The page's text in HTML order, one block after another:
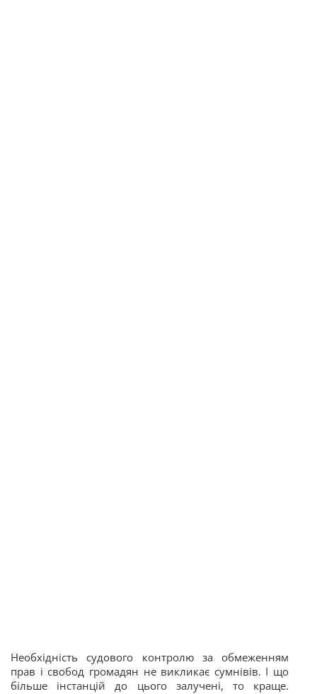
Необхідність судового контролю за обмеженням
прав і свобод громадян не викликає сумнівів. І що
більше інстанцій до цього залучені, то краще.